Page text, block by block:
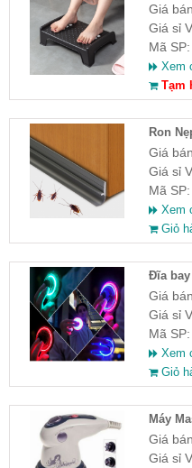
Giá
Giá sỉ
Mã SP:
Xem
Tạm
Ron
Chống
Giá
Giá sỉ
Mã SP:
Xem
Giỏ
Đĩa
chiều
Giá
Giá sỉ
Mã SP:
Xem
Giỏ
Máy
HĐ )
Giá
Giá sỉ